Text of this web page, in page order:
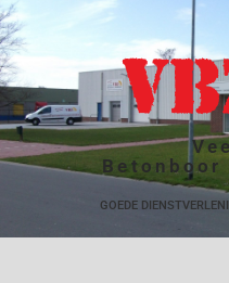
Betonboor
GOEDE